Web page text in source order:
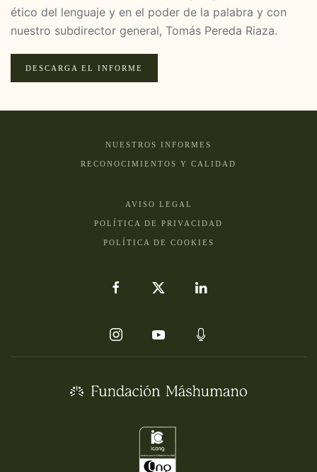
ético del lenguaje y en el poder de la palabra y con
nuestro subdirector general, Tomás Pereda Riaza.
DESCARGA EL INFORME
NUESTROS INFORMES
RECONOCIMIENTOS Y CALIDAD
AVISO LEGAL
POLÍTICA DE PRIVACIDAD
POLÍTICA DE COOKIES